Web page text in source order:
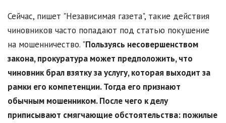
Сейчас, пишет "Независимая газета", такие действия
чиновников часто попадают под статью покушение
на мошенничество. "Пользуясь несовершенством
закона, прокуратура может предположить, что
чиновник брал взятку за услугу, которая выходит за
рамки его компетенции. Тогда его признают
обычным мошенником. После чего к делу
приписывают смягчающие обстоятельства: пожилые